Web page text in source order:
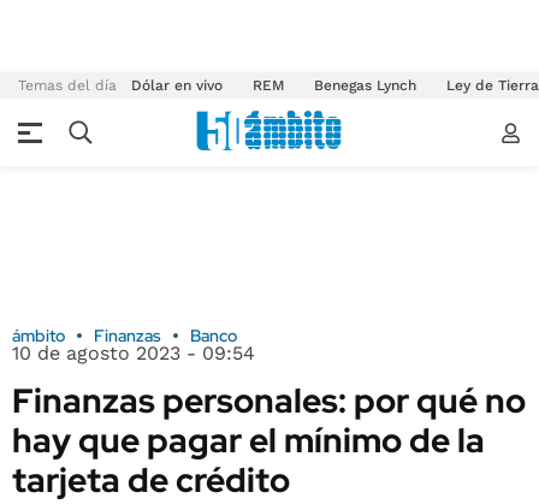
Temas del día Dólar en vivo REM Benegas Lynch Ley de
ámbito Finanzas Banco
10 de agosto 2023 - 09:54
Finanzas personales: por qué no
hay que pagar el mínimo de la
tarjeta de crédito